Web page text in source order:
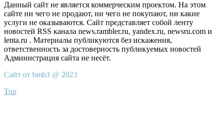
Данный сайт не является коммерческим проектом. На этом
сайте ни чего не продают, ни чего не покупают, ни какие
услуги не оказываются. Сайт представляет собой ленту
новостей RSS канала news.rambler.ru, yandex.ru, newsru.com и
lenta.ru . Материалы публикуются без искажения,
ответственность за достоверность публикуемых новостей
Администрация сайта не несёт.
Сайт от bmb3 @ 2023
Top